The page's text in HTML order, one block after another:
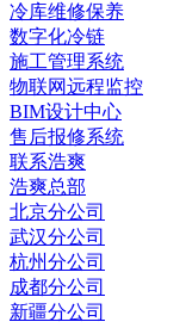
冷库维修保养
数字化冷链
施工管理系统
物联网远程监控
BIM设计中心
售后报修系统
联系浩爽
浩爽总部
北京分公司
武汉分公司
杭州分公司
成都分公司
新疆分公司